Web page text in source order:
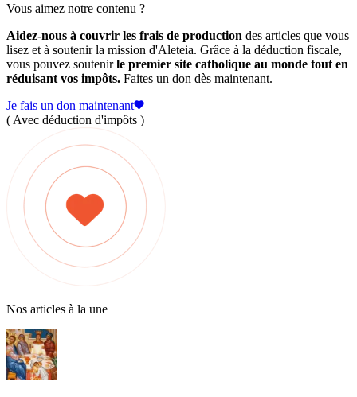
Vous aimez notre contenu ?
Aidez-nous à couvrir les frais de production des articles que vous
lisez et à soutenir la mission d'Aleteia. Grâce à la déduction fiscale,
vous pouvez soutenirle premier site catholique au monde tout en
réduisant vos impôts. Faites un don dès maintenant.
Je fais un don maintenant
( Avec déduction d'impôts )
Nos articles à la une